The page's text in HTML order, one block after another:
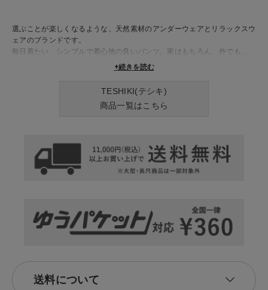
選ぶことが楽しくなるような、天然素材のアンダーウェアとリラックスウ
ェアのブランドです。
毎日着たい、シンプルで着心地の良いパンツ。家はもちろん、外でも、旅
先でも。朝でも、昼でも、夜中でも。
+続きを読む
TESHIKI(テシキ)
商品一覧はこちら
送料について